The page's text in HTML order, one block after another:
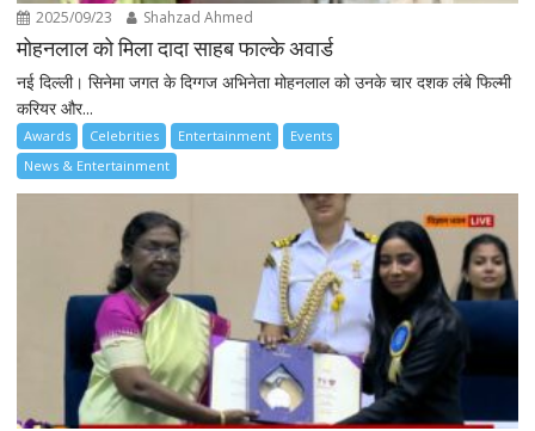
2025/09/23 Shahzad Ahmed
मोहनलाल को मिला दादा साहब फाल्के अवार्ड
नई दिल्ली। सिनेमा जगत के दिग्गज अभिनेता मोहनलाल को उनके चार दशक लंबे फिल्मी
करियर और...
Awards Celebrities Entertainment
Events
News & Entertainment